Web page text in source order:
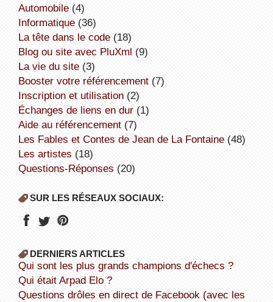
Automobile(4)
informatique(36)
la tête dans le code(18)
Blog ou site avec PluXml (9)
la vie du site(3)
booster votre référencement(7)
inscription et utilisation(2)
échanges de liens en dur(1)
aide au référencement(7)
Les Fables et Contes de Jean de La Fontaine(48)
Les artistes (18)
Questions-Réponses (20)
SUR LES RÉSEAUX SOCIAUX:
DERNIERS ARTICLES
Qui sont les plus grands champions d'échecs ?
Qui était Arpad Elo ?
Questions drôles en direct de Facebook (avec les